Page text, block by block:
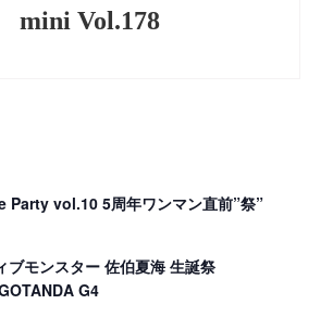
mini Vol.178
Party vol.10 5周年ワンマン直前”祭”
ブモンスター 佐伯夏海 生誕祭
G4